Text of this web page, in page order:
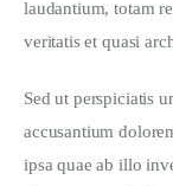
laudantium, totam
veritatis et quasi
Sed ut perspiciatis
accusantium
ipsa quae ab illo